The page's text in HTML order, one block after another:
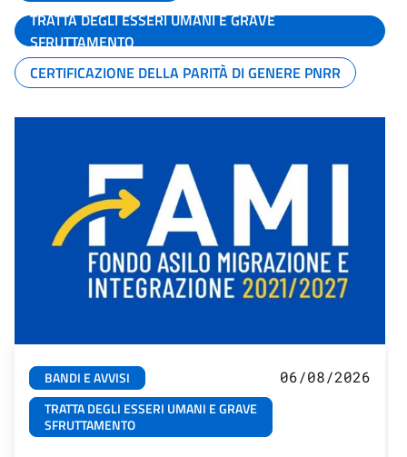
TRATTA DEGLI ESSERI UMANI E GRAVE
SFRUTTAMENTO
CERTIFICAZIONE DELLA PARITÀ DI GENERE PNRR
BANDI E AVVISI
TRATTA DEGLI ESSERI UMANI E GRAVE
SFRUTTAMENTO
06/08/2026